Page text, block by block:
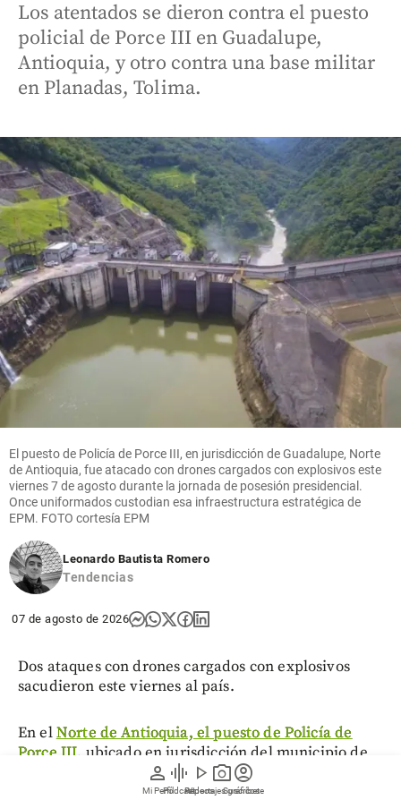
person
Mi Perfil
graphic_eq
Pódcast
play_arrow
Videos
photo_camera
Reportajes gráficos
account_circle
Suscríbete
Los atentados se dieron contra el puesto
policial de Porce III en Guadalupe,
Antioquia, y otro contra una base militar
en Planadas, Tolima.
El puesto de Policía de Porce III, en jurisdicción de Guadalupe, Norte
de Antioquia, fue atacado con drones cargados con explosivos este
viernes 7 de agosto durante la jornada de posesión presidencial.
Once uniformados custodian esa infraestructura estratégica de
EPM. FOTO cortesía EPM
Leonardo Bautista Romero
Tendencias
07 de agosto de 2026
Dos ataques con drones cargados con explosivos
sacudieron este viernes al país.
En elNorte de Antioquia, el puesto de Policía de
Porce III, ubicado en jurisdicción del municipio de
Guadalupe, fue blanco de un hostigamiento en el
se escucharon entre dos y tres explosiones.